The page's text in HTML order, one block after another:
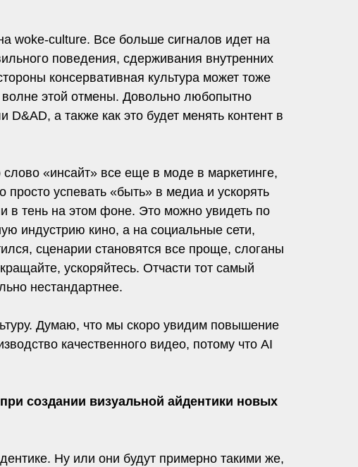
woke-culture. Все больше сигналов идет на
поведения, сдерживания внутренних
консервативная культура может тоже
волне этой отмены. Довольно любопытно
а также как это будет менять контент в
«инсайт» все еще в моде в маркетинге,
успевать «быть» в медиа и ускорять
в тень на этом фоне. Это можно увидеть по
индустрию кино, а на социальные сети,
сценарии становятся все проще, слоганы
ускоряйтесь. Отчасти тот самый
нестандартнее.
Думаю, что мы скоро увидим повышение
качественного видео, потому что AI
создании визуальной айдентики новых
Ну или они будут примерно такими же,